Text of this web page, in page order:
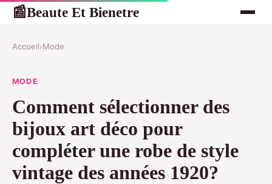
📰Beaute Et Bienetre
Accueil›Mode
MODE
Comment sélectionner des
bijoux art déco pour
compléter une robe de style
vintage des années 1920?